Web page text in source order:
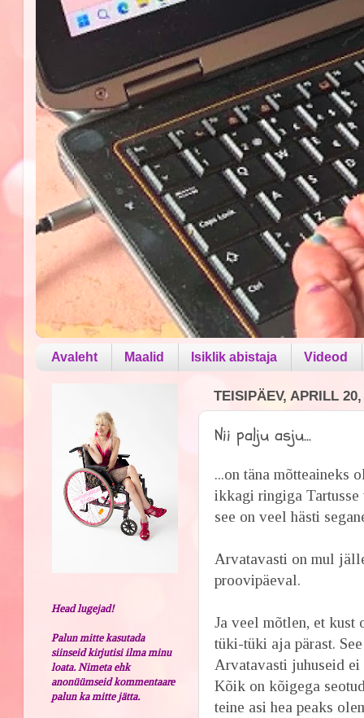
Avaleht Maalid Isiklik abistaja Videod
TEISIPÄEV, APRILL
Nii palju asju...
...on täna mõtteaineks
ikkagi ringiga
see on veel hästi
Arvatavasti on mul
proovipäeval.
Ja veel mõtlen, et kust
tüki-tüki aja pärast.
Arvatavasti juhuseid
Kõik on kõigega
teine asi hea peaks
Head lugejad!
Palun mitte kasutada
siinseid kirjutisi ilma minu
loata. Nimeta ehk
anonüümseid kommentaare
palun ka mitte jätta.